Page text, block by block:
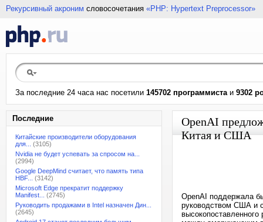
Рекурсивный акроним словосочетания «PHP: Hypertext Preprocessor»
За последние 24 часа нас посетили 145702 программистаи 9302
Последние
Китайские производители оборудования
для...
(3105)
Nvidia не будет успевать за спросом на...
(2994)
Google DeepMind считает, что память типа
HBF...
(3142)
Microsoft Edge прекратит поддержку
Manifest...
(2745)
Руководить продажами в Intel назначен Дин...
(2645)
OpenAI
Китая и США
OpenAI поддержала
руководством США и